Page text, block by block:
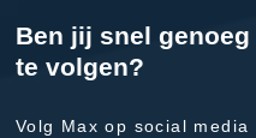
Ben jij snel
te volgen?
Volg Max op social